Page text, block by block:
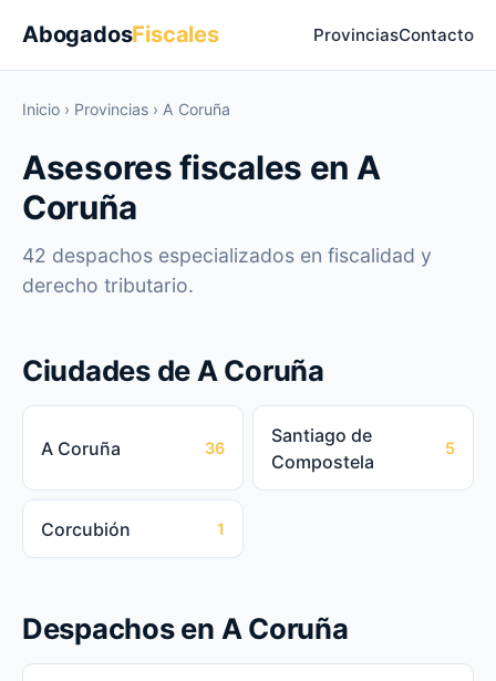
AbogadosFiscales ProvinciasContacto
Inicio › Provincias › A Coruña
Asesores fiscales en A
Coruña
42 despachos especializados en fiscalidad y
derecho tributario.
Ciudades de A Coruña
A Coruña 36
Santiago de
Compostela
5
Corcubión 1
Despachos en A Coruña